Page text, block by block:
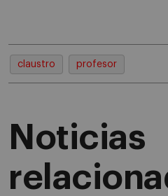
claustro profesor
Noticias